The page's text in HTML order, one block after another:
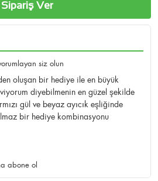
Sipariş Ver
siz olun
oluşan bir hediye ile en büyük
diyebilmenin en güzel şekilde
gül ve beyaz ayıcık eşliğinde
bir hediye kombinasyonu
abone ol